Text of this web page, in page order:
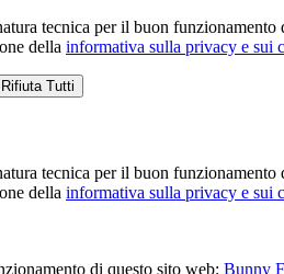
tecnica per il buon
della informativa sulla privacy e sui
Rifiuta Tutti
tecnica per il buon
della informativa sulla privacy e sui
di questo sito web: Bunny